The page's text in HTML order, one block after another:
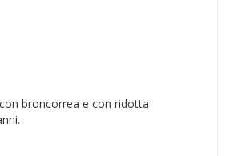
broncorrea e con ridotta